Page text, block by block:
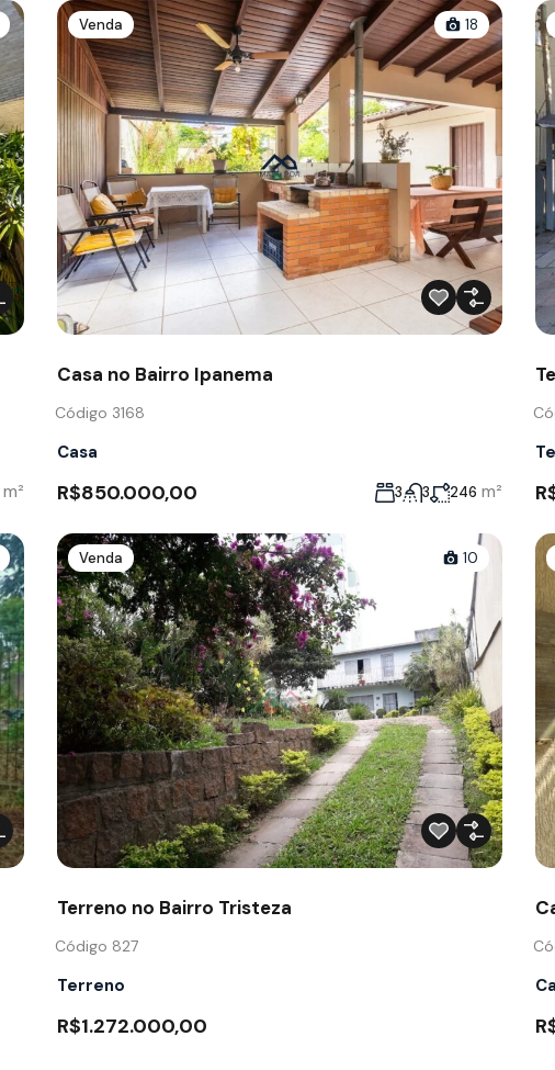
m²
Venda 18
Casa no Bairro Ipanema
Código 3168
Casa
R$850.000,00 3 3 246 m²
Venda 10
Terreno no Bairro Tristeza
Código 827
Terreno
R$1.272.000,00